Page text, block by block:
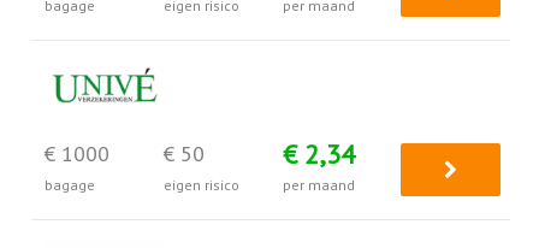
bagage eigen risico per maand
€ 1000
bagage
€ 50
eigen risico
€ 2,34
per maand